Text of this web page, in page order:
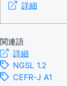
詳細
関連語
詳細
NGSL 1.2
CEFR-J A1